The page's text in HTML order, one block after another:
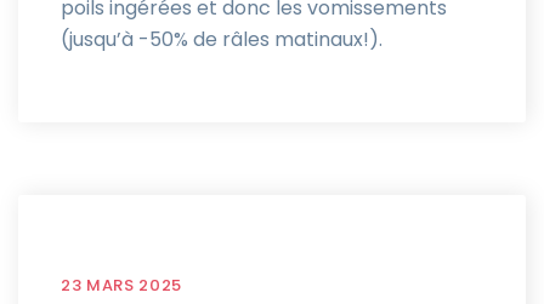
poils ingérées et donc les vomissements
(jusqu’à -50% de râles matinaux!).
23 MARS 2025